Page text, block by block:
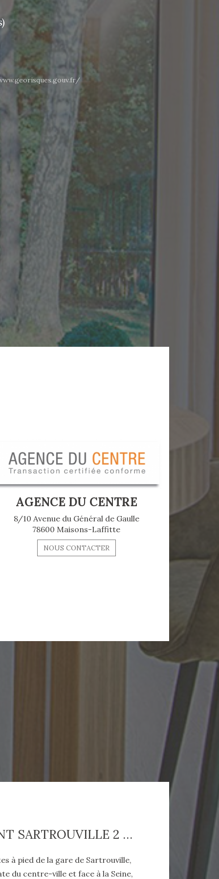
AGENCE DU CENTRE
8/10 Avenue du Général de Gaulle
78600 Maisons-Laffitte
NOUS CONTACTER
APPARTEMENT SARTROUVILLE 2 PIÈCE(S) 43 M2
à pied de la gare de Sartrouville,
du centre-ville et face à la Seine,